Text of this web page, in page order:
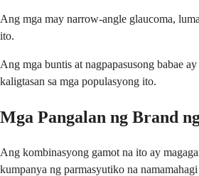
Ang mga may narrow-angle glaucoma,
ito.
Ang mga buntis at nagpapasusong babae
kaligtasan sa mga populasyong ito.
Mga Pangalan ng Brand
Ang kombinasyong gamot na ito ay
kumpanya ng parmasyutiko na